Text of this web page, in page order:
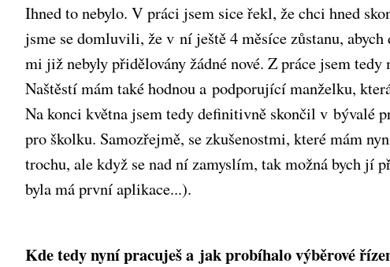
Ihned to nebylo. V práci jsem sice řekl, že chci hned
jsme se domluvili, že v ní ještě 4 měsíce zůstanu,
mi již nebyly přidělovány žádné nové. Z práce jsem
Naštěstí mám také hodnou a podporující manželku,
Na konci května jsem tedy definitivně skončil v bývalé
pro školku. Samozřejmě, se zkušenostmi, které mám
trochu, ale když se nad ní zamyslím, tak možná bych jí
byla má první aplikace...).
Kde tedy nyní pracuješ a jak probíhalo výběrové